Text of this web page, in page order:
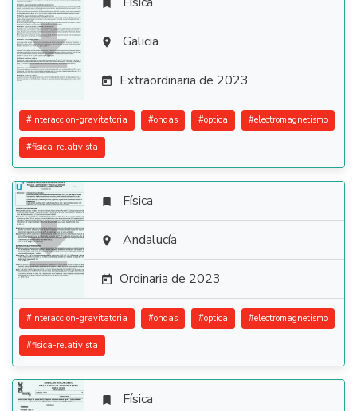


 Galicia
 Extraordinaria de 2023
#interaccion-gravitatoria #ondas #optica #electromagnetismo
#fisica-relativista

 Física
 Andalucía
 Ordinaria de 2023
#interaccion-gravitatoria #ondas #optica #electromagnetismo
#fisica-relativista
 Física